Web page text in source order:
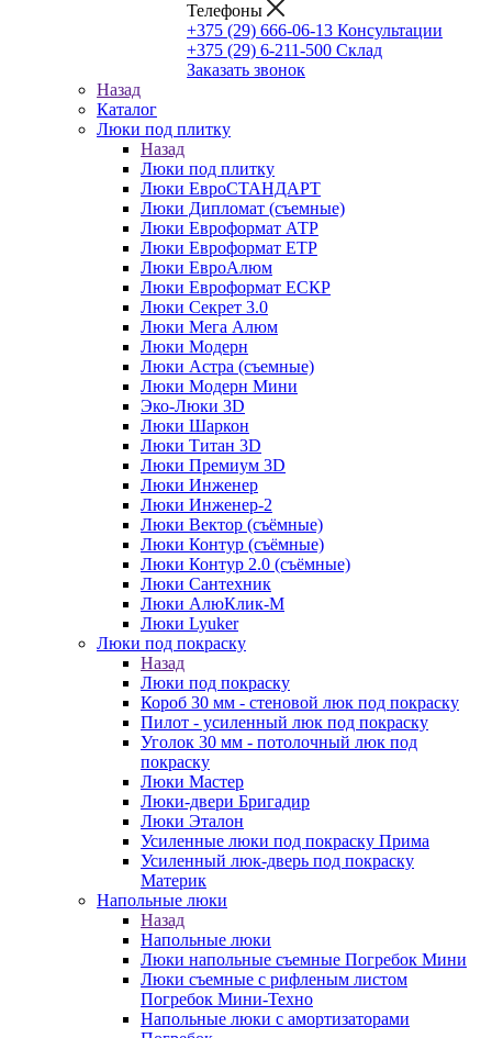
Телефоны
+375 (29) 666-06-13 Консультации
+375 (29) 6-211-500 Склад
Заказать звонок
Назад
Каталог
Люки под плитку
Назад
Люки под плитку
Люки ЕвроСТАНДАРТ
Люки Дипломат (съемные)
Люки Евроформат АТР
Люки Евроформат ЕТР
Люки ЕвроАлюм
Люки Евроформат ЕСКР
Люки Секрет 3.0
Люки Мега Алюм
Люки Модерн
Люки Астра (съемные)
Люки Модерн Мини
Эко-Люки 3D
Люки Шаркон
Люки Титан 3D
Люки Премиум 3D
Люки Инженер
Люки Инженер-2
Люки Вектор (съёмные)
Люки Контур (съёмные)
Люки Контур 2.0 (съёмные)
Люки Сантехник
Люки АлюКлик-М
Люки Lyuker
Люки под покраску
Назад
Люки под покраску
Короб 30 мм - стеновой люк под покраску
Пилот - усиленный люк под покраску
Уголок 30 мм - потолочный люк под
покраску
Люки Мастер
Люки-двери Бригадир
Люки Эталон
Усиленные люки под покраску Прима
Усиленный люк-дверь под покраску
Материк
Напольные люки
Назад
Напольные люки
Люки напольные съемные Погребок Мини
Люки съемные с рифленым листом
Погребок Мини-Техно
Напольные люки с амортизаторами